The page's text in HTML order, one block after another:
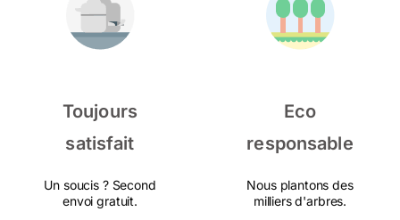
Toujours
satisfait
Un soucis ? Second
envoi gratuit.
Eco
responsable
Nous plantons des
milliers d'arbres.